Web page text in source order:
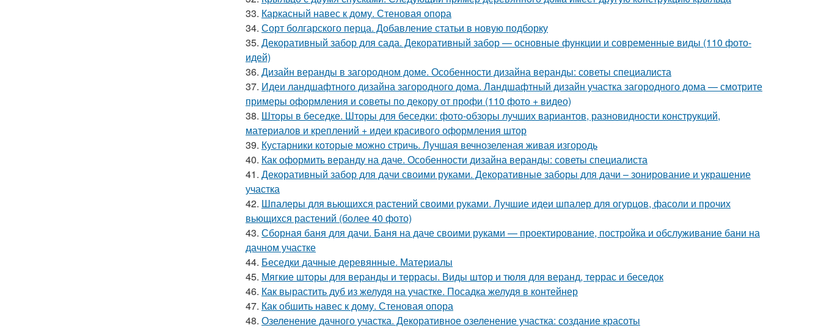
33. Каркасный навес к дому. Стеновая опора
34. Сорт болгарского перца. Добавление статьи в новую подборку
35. Декоративный забор для сада. Декоративный забор — основные функции и современные виды (110 фото-
идей)
36. Дизайн веранды в загородном доме. Особенности дизайна веранды: советы специалиста
37. Идеи ландшафтного дизайна загородного дома. Ландшафтный дизайн участка загородного дома — смотрите
примеры оформления и советы по декору от профи (110 фото + видео)
38. Шторы в беседке. Шторы для беседки: фото-обзоры лучших вариантов, разновидности конструкций,
материалов и креплений + идеи красивого оформления штор
39. Кустарники которые можно стричь. Лучшая вечнозеленая живая изгородь
40. Как оформить веранду на даче. Особенности дизайна веранды: советы специалиста
41. Декоративный забор для дачи своими руками. Декоративные заборы для дачи – зонирование и украшение
участка
42. Шпалеры для вьющихся растений своими руками. Лучшие идеи шпалер для огурцов, фасоли и прочих
вьющихся растений (более 40 фото)
43. Сборная баня для дачи. Баня на даче своими руками — проектирование, постройка и обслуживание бани на
дачном участке
44. Беседки дачные деревянные. Материалы
45. Мягкие шторы для веранды и террасы. Виды штор и тюля для веранд, террас и беседок
46. Как вырастить дуб из желудя на участке. Посадка желудя в контейнер
47. Как обшить навес к дому. Стеновая опора
48. Озеленение дачного участка. Декоративное озеленение участка: создание красоты